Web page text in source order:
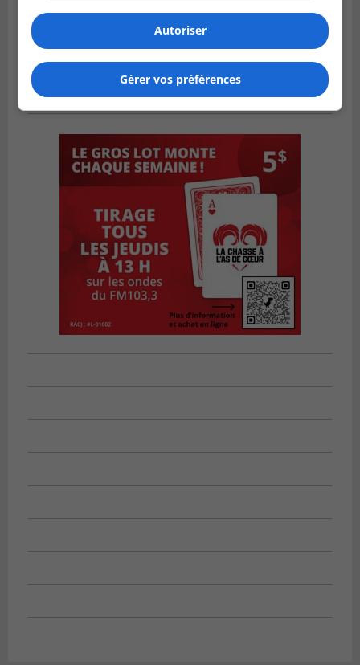
Autoriser
Gérer vos préférences